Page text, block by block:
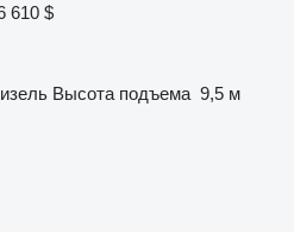
610 $
Высота подъема 9,5 м